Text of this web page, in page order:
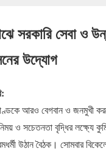
সরকারি সেবা ও
উদ্যোগ
আরও বেগবান ও জনমুখী
ও সচেতনতা বৃদ্ধির লক্ষ্যে
উঠান বৈঠক। সোমবার